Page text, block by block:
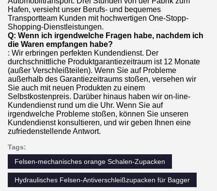
Hafen, versieht unser Berufs- und bequemes
Transportteam Kunden mit hochwertigen One-Stopp-
Shopping-Dienstleistungen.
Q: Wenn ich irgendwelche Fragen habe, nachdem ich
die Waren empfangen habe?
: Wir erbringen perfekten Kundendienst. Der
durchschnittliche Produktgarantiezeitraum ist 12 Monate
(außer Verschleißteilen). Wenn Sie auf Probleme
außerhalb des Garantiezeitraums stoßen, versehen wir
Sie auch mit neuen Produkten zu einem
Selbstkostenpreis. Darüber hinaus haben wir on-line-
Kundendienst rund um die Uhr. Wenn Sie auf
irgendwelche Probleme stoßen, können Sie unseren
Kundendienst konsultieren, und wir geben Ihnen eine
zufriedenstellende Antwort.
Tags:
Felsen-mechanisches orange Schalen-Zupacken
Hydraulisches Felsen-Antiverschleißzupacken für Bagger